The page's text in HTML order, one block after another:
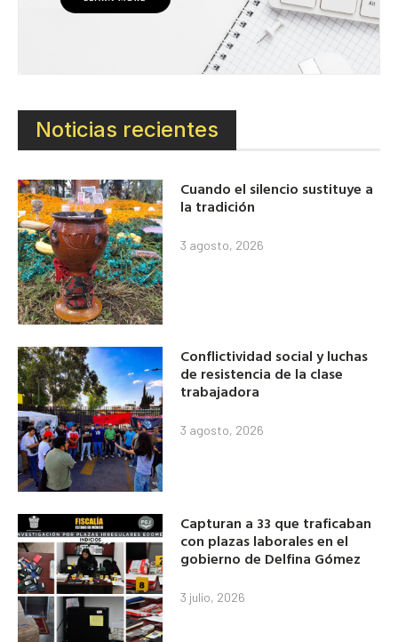
Noticias recientes
Cuando el silencio sustituye a
la tradición
3 agosto, 2026
Conflictividad social y luchas
de resistencia de la clase
trabajadora
3 agosto, 2026
Capturan a 33 que traficaban
con plazas laborales en el
gobierno de Delfina Gómez
3 julio, 2026